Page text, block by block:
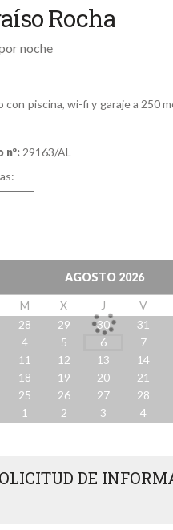
Rocha
noche
piscina, wi-fi y garaje a 250
nº: 29163/AL
AGOSTO 2026
M X J V
28 29 30 31
4 5 6 7
11 12 13 14
18 19 20 21
25 26 27 28
1 2 3 4
DE